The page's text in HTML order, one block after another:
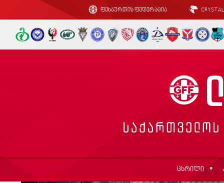
ფეხბურთის ფედერაცია
ცხრილი